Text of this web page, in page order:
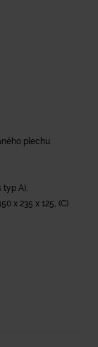
plechu.
A).
x 235 x 125, (C)